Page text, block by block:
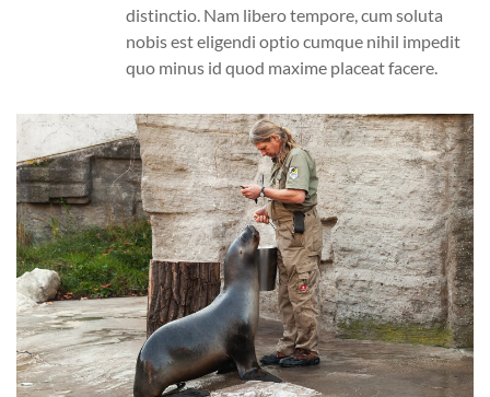
distinctio. Nam libero tempore, cum soluta
nobis est eligendi optio cumque nihil impedit
quo minus id quod maxime placeat facere.